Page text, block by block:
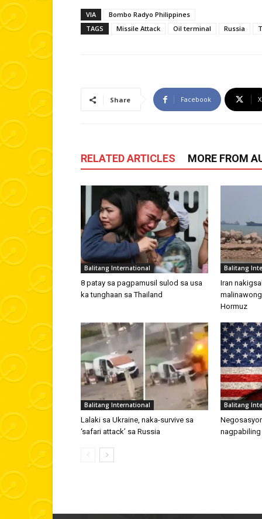
VIA
Bombo Radyo Philippines
TAGS
Missile Attack Oil terminal Russia
Share Facebook X
RELATED ARTICLES MORE FROM
Balitang International
8 patay sa pagpamusil sulod sa usa
ka tunghaan sa Thailand
Balitang
Iran
Hormuz
Balitang International
Lalaki sa Ukraine, naka-survive sa
‘safari attack’ sa Russia
Balitang